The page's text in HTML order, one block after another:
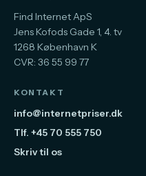
Find Internet ApS
Jens Kofods Gade 1, 4. tv
1268 København K
CVR: 36 55 99 77
KONTAKT
info@internetpriser.dk
Tlf. +45 70 555 750
Skriv til os